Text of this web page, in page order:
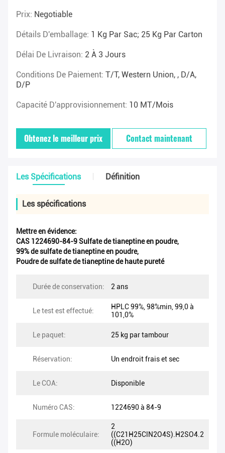
Prix: Negotiable
Détails D'emballage: 1 Kg Par Sac; 25 Kg Par Carton
Délai De Livraison: 2 À 3 Jours
Conditions De Paiement: T/T, Western Union, , D/A,
D/P
Capacité D'approvisionnement: 10 MT/mois
Obtenez le meilleur prix Contact maintenant
Les Spécifications Définition
Les spécifications
Mettre en évidence:
CAS 1224690-84-9 Sulfate de tianeptine en poudre,
99% de sulfate de tianeptine en poudre,
Poudre de sulfate de tianeptine de haute pureté
Durée de conservation: 2 ans
Le test est effectué:
HPLC 99%, 98%min, 99,0 à
101,0%
Le paquet: 25 kg par tambour
Réservation: Un endroit frais et sec
Le COA: Disponible
Numéro CAS: 1224690 à 84-9
Formule moléculaire:
2
((C21H25ClN2O4S).H2SO4.2
((H2O)